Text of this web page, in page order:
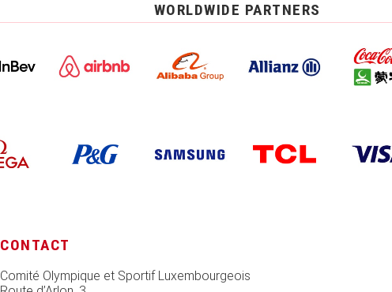
WORLDWIDE PARTNERS
CONTACT
Comité Olympique et Sportif Luxembourgeois